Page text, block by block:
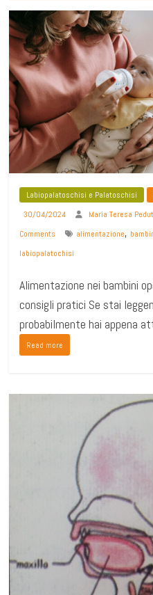
Labiopalatoschisi e Palatoschisi
30/04/2024
Maria Teresa
Comments
alimentazione,
labiopalatochisi
Alimentazione nei bambini
consigli pratici Se stai
probabilmente hai appena
Read more